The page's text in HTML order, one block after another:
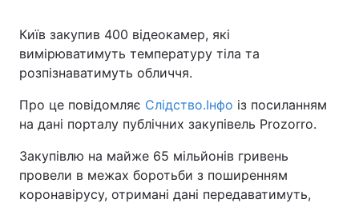
Київ закупив 400 відеокамер, які
вимірюватимуть температуру тіла та
розпізнаватимуть обличчя.
Про це повідомляє Слідство.Інфо із посиланням
на дані порталу публічних закупівель Prozorro.
Закупівлю на майже 65 мільйонів гривень
провели в межах боротьби з поширенням
коронавірусу, отримані дані передаватимуть,